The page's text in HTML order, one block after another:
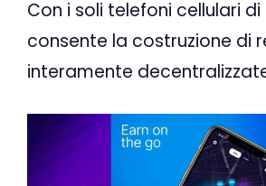
Con i soli telefoni cellulari
consente la costruzione di
interamente